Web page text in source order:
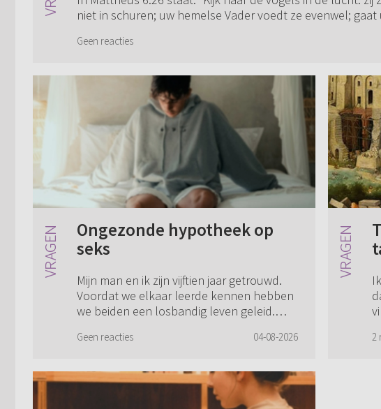
niet in schuren; uw hemelse Vader voedt ze evenwel; gaat
Geen reacties
Ongezonde hypotheek op
seks
Mijn man en ik zijn vijftien jaar getrouwd.
Voordat we elkaar leerde kennen hebben
we beiden een losbandig leven geleid.
voor ons trouwen. Mijn man had en hee...
Geen reacties 04-08-2026 2